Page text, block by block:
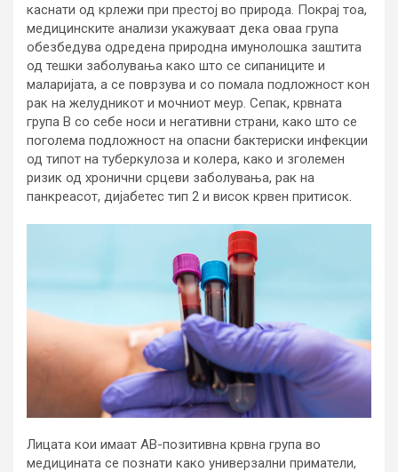
каснати од крлежи при престој во природа. Покрај тоа,
медицинските анализи укажуваат дека оваа група
обезбедува одредена природна имунолошка заштита
од тешки заболувања како што се сипаниците и
маларијата, а се поврзува и со помала подложност кон
рак на желудникот и мочниот меур. Сепак, крвната
група B со себе носи и негативни страни, како што се
поголема подложност на опасни бактериски инфекции
од типот на туберкулоза и колера, како и зголемен
ризик од хронични срцеви заболувања, рак на
панкреасот, дијабетес тип 2 и висок крвен притисок.
Лицата кои имаат AB-позитивна крвна група во
медицината се познати како универзални приматели,